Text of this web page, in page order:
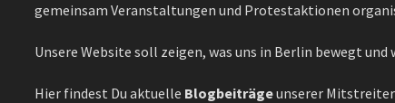
gemeinsam Veranstaltungen und Protestaktionen
Unsere Website soll zeigen, was uns in Berlin bewegt und
Hier findest Du aktuelle Blogbeiträgeunserer Mitstreiter